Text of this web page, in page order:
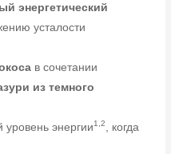
энергетический
усталости
в сочетании
из темного
уровень энергии1,2
, когда